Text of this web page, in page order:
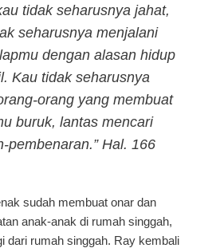
tidak seharusnya jahat,
seharusnya menjalani
dengan alasan hidup
Kau tidak seharusnya
orang yang membuat
buruk, lantas mencari
pembenaran.” Hal. 166
sudah membuat onar dan
anak-anak di rumah singgah,
dari rumah singgah. Ray kembali